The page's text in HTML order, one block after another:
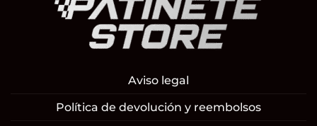
Aviso legal
Política de devolución y reembolsos